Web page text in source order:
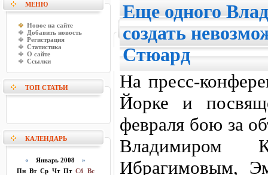
МЕНЮ
Новое на сайте
Добавить новость
Регистрация
Статистика
О сайте
Ссылки
ТОП СТАТЬИ
КАЛЕНДАРЬ
« Январь 2008»
Пн Вт Ср Чт Пт Сб Вс
Еще одного
создать
Стюард
На пресс-
Йорке и
февраля бою за
Владимиром
Ибрагимовым,